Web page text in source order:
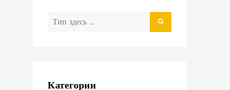
Категории